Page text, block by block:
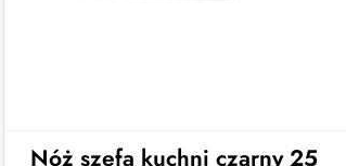
Nóż szefa kuchni czarny 25